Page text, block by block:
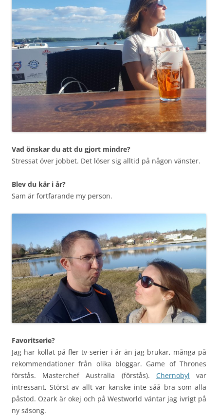
Vad önskar du att du gjort mindre?
Stressat över jobbet. Det löser sig alltid på någon vänster.
Blev du kär i år?
Sam är fortfarande my person.
Favoritserie?
Jag har kollat på fler tv-serier i år än jag brukar, många på
rekommendationer från olika bloggar. Game of Thrones
förstås. Masterchef Australia (förstås). Chernobyl var
intressant, Störst av allt var kanske inte såå bra som alla
påstod. Ozark är okej och på Westworld väntar jag ivrigt på
ny säsong.